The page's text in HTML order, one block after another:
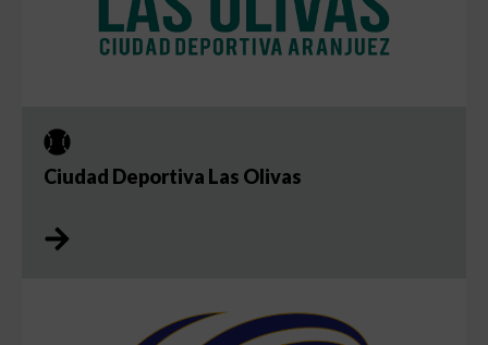
Ciudad Deportiva Las Olivas